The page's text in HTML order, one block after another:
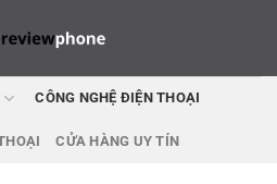
CÔNG NGHỆ ĐIỆN THOẠI
CỬA HÀNG UY TÍN